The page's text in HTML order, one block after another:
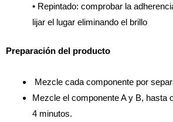
• Repintado: comprobar la
lijar el lugar eliminando el brillo
Preparación del producto
Mezcle cada componente por
Mezcle el componente A y B, hasta
4 minutos.